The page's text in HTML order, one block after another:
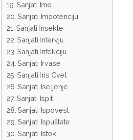
Sanjati Ime
Sanjati Impotenciju
Sanjati Insekte
Sanjati Intervju
Sanjati Infekciju
Sanjati Irvase
Sanjati Iris Cvet
Sanjati Iseljenje
Sanjati Ispit
Sanjati Ispovest
Sanjati Ispuštate
Sanjati Istok